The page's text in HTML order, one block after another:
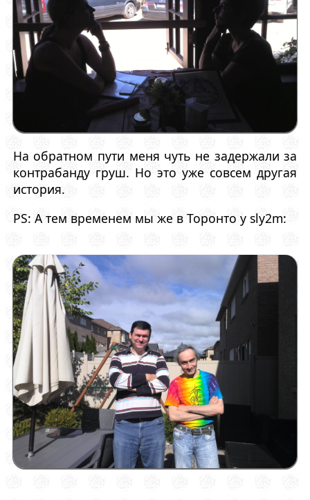
На обратном пути меня чуть не задержали за
контрабанду груш. Но это уже совсем другая
история.
PS: А тем временем мы же в Торонто у sly2m: